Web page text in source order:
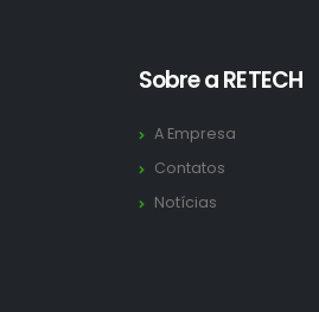
Sobre a RETECH
A Empresa
Contatos
Notícias